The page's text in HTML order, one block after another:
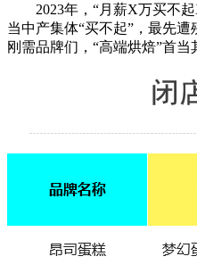
2023年，“月薪X万买不
当中产集体“买不起”，最先
刚需品牌们，“高端烘焙”首当